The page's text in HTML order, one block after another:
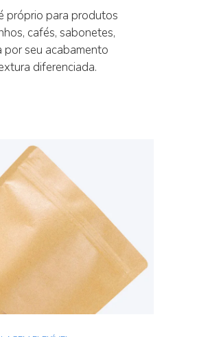
próprio para produtos
cafés, sabonetes,
por seu acabamento
diferenciada.